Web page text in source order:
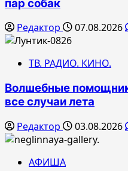
пар собак
Редактор 07.08.2026
ТВ. РАДИО. КИНО.
Волшебные
все случаи лета
Редактор 03.08.2026
АФИША